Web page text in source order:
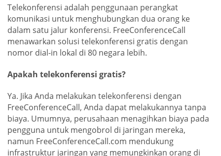
Telekonferensi adalah penggunaan perangkat
komunikasi untuk menghubungkan dua orang ke
dalam satu jalur konferensi. FreeConferenceCall
menawarkan solusi telekonferensi gratis dengan
nomor dial-in lokal di 80 negara lebih.
Apakah telekonferensi gratis?
Ya. Jika Anda melakukan telekonferensi dengan
FreeConferenceCall, Anda dapat melakukannya tanpa
biaya. Umumnya, perusahaan menagihkan biaya pada
pengguna untuk mengobrol di jaringan mereka,
namun FreeConferenceCall.com mendukung
infrastruktur jaringan yang memungkinkan orang di